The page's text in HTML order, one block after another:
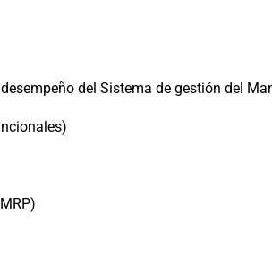
del Sistema de gestión del